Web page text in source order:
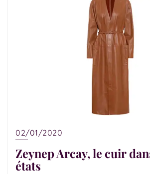
02/01/2020
Zeynep Arcay, le cuir
états